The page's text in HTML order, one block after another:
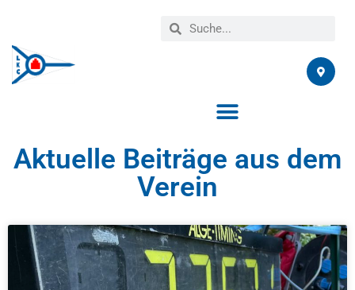
Aktuelle Beiträge aus dem
Verein